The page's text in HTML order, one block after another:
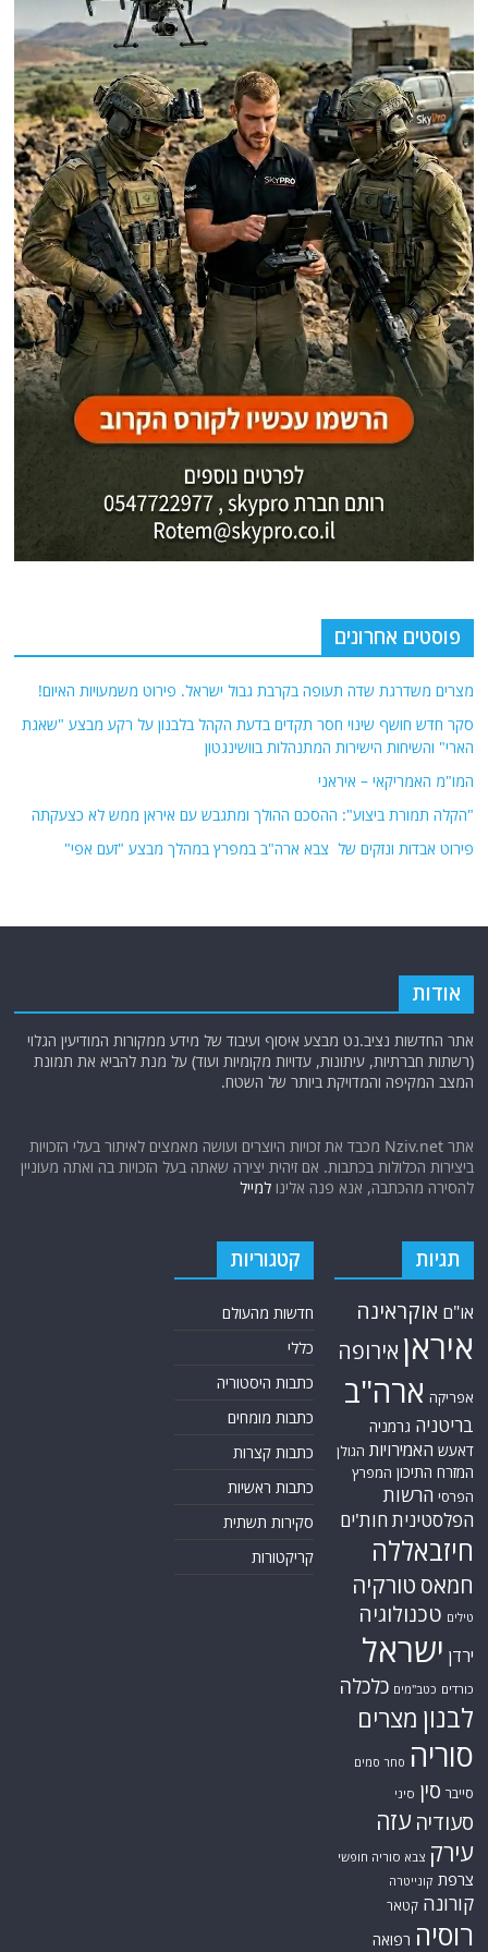
פוסטים אחרונים
מצרים משדרגת שדה תעופה בקרבת גבול ישראל. פירוט משמעויות האיום!
סקר חדש חושף שינוי חסר תקדים בדעת הקהל בלבנון על רקע מבצע "שאגת
הארי" והשיחות הישירות המתנהלות בוושינגטון
המו"מ האמריקאי – איראני
"הקלה תמורת ביצוע": ההסכם ההולך ומתגבש עם איראן ממש לא כצעקתה
פירוט אבדות ונזקים של צבא ארה"ב במפרץ במהלך מבצע "זעם אפי"
אודות
אתר החדשות נציב.נט מבצע איסוף ועיבוד של מידע ממקורות המודיעין הגלוי
(רשתות חברתיות, עיתונות, עדויות מקומיות ועוד) על מנת להביא את תמונת
המצב המקיפה והמדויקת ביותר של השטח.
להסירה מהכתבה, אנא פנה אלינו
תגיות
או"ם אוקראינה
איראןאירופה
ארה"ב
בריטניה
גרמניה
הפרסי הרשות
חיזבאללה
חמאסטורקיה
טילים טכנולוגיה
ירדןישראל
לבנוןמצרים
סוריה סחר סמים
סעודיה
עירק
צרפת קונייטרה
קורונה קטאר
רוסיה
שיעים תוכנית הגרעין
תימן
קטגוריות
חדשות מהעולם
כתבות היסטוריה
כתבות מומחים
כתבות ראשיות